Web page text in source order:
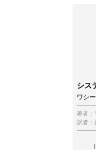
シス
ワシ
著者：
訳者：